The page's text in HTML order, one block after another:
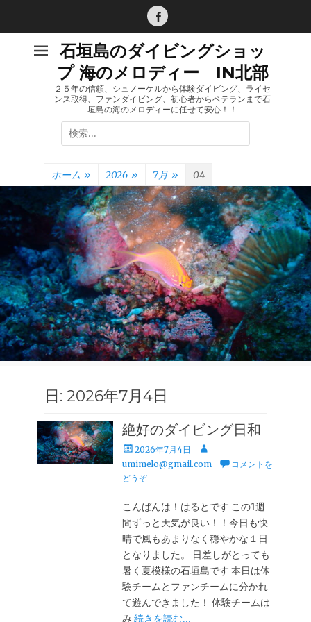
Facebook
石垣島のダイビングショッ
プ 海のメロディー IN北部
２５年の信頼、シュノーケルから体験ダイビング、ライセ
ンス取得、ファンダイビング、初心者からベテランまで石
垣島の海のメロディーに任せて安心！！
検
索:
ホーム » 2026 » 7月 » 04
日: 2026年7月4日
絶好のダイビング日和
投
稿
日
2026年7月4日
投
稿
umimelo@gmail.com
コメントを
どうぞ
こんばんは！はるとです この1週
間ずっと天気が良い！！今日も快
晴で風もあまりなく穏やかな１日
となりました。 日差しがとっても
暑く夏模様の石垣島です 本日は体
験チームとファンチームに分かれ
て遊んできました！ 体験チームは
み続きを読む…